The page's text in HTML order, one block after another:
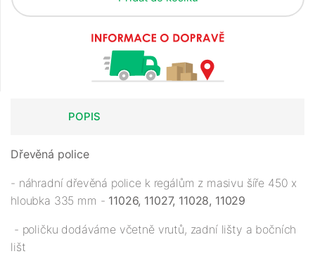
POPIS
Dřevěná police
- náhradní dřevěná police k regálům z masivu šíře 450 x
hloubka 335 mm - 11026, 11027, 11028, 11029
- poličku dodáváme včetně vrutů, zadní lišty a bočních
lišt